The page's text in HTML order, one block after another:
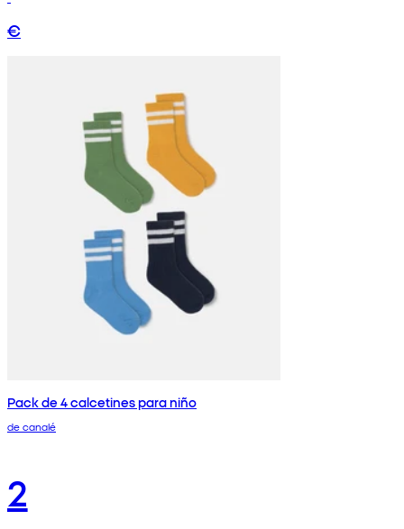
€
Pack de 4 calcetines para niño
de canalé
2